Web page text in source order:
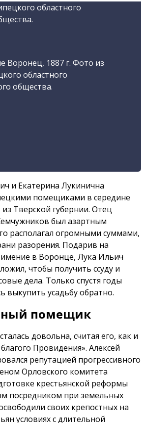
областного
Воронец, 1887 г. Фото из
областного
общества.
и Екатерина Лукинична
помещиками в середине
из Тверской губернии. Отец
был азартным
располагал огромными суммами,
разорения. Подарив на
в Воронце, Лука Ильич
чтобы получить ссуду и
дела. Только спустя годы
выкупить усадьбу обратно.
помещик
довольна, считая его, как и
Провидения». Алексей
репутацией прогрессивного
Орловского комитета
крестьянской реформы
посредником при земельных
своих крепостных на
условиях с длительной